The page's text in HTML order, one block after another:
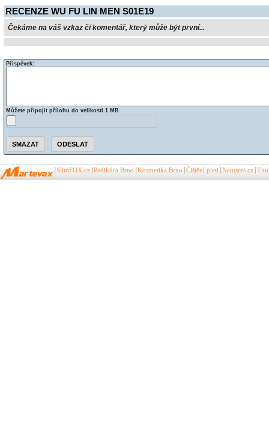
RECENZE WU FU LIN MEN S01E19
Čekáme na váš vzkaz či komentář, který může být první...
Příspěvek:
Můžete připojit přílohu do velikosti 1 MB
SlimFOX.cz Pedikúra Brno Kosmetika Brno Čištění pleti Netusers.cz